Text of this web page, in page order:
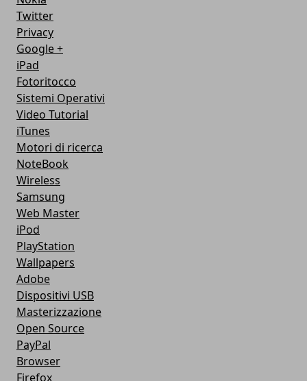
Twitter
Privacy
Google +
iPad
Fotoritocco
Sistemi Operativi
Video Tutorial
iTunes
Motori di ricerca
NoteBook
Wireless
Samsung
Web Master
iPod
PlayStation
Wallpapers
Adobe
Dispositivi USB
Masterizzazione
Open Source
PayPal
Browser
Firefox